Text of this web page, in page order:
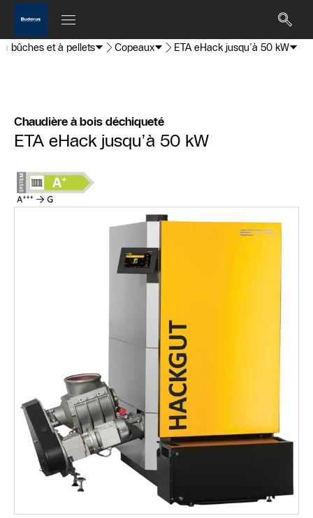
bûches et à pellets Copeaux ETA eHack jusqu’à 50 kW
Chaudière à bois déchiqueté
ETA eHack jusqu’à 50 kW